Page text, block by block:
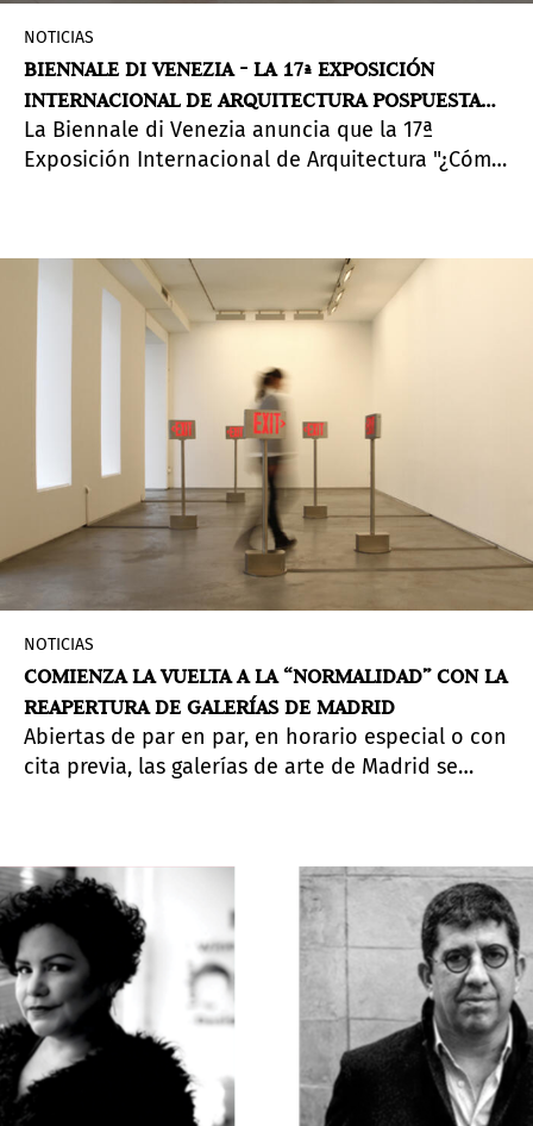
NOTICIAS
BIENNALE DI VENEZIA - LA 17ª EXPOSICIÓN
INTERNACIONAL DE ARQUITECTURA POSPUESTA
HASTA 2021
La Biennale di Venezia anuncia que la 17ª
Exposición Internacional de Arquitectura "¿Cómo
aplazado hasta 2021
, y se celebrará desde el
sábado 22 de mayo al domingo 21 de noviembre.
NOTICIAS
COMIENZA LA VUELTA A LA “NORMALIDAD” CON LA
REAPERTURA DE GALERÍAS DE MADRID
Abiertas de par en par, en horario especial o con
cita previa, las galerías de arte de Madrid se
avanzar hacia el futuro de la mejor manera
posible.